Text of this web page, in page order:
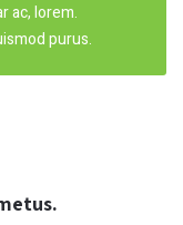
ac, lorem.
purus.